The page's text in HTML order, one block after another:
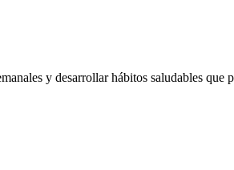
y desarrollar hábitos saludables que